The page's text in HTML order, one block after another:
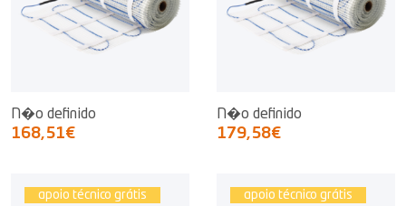
N�o definido
168,51€
N�o definido
179,58€
apoio técnico grátis apoio técnico grátis